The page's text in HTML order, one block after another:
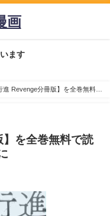
画
ます
進 Revenge分冊版】を全巻無料で
】を全巻無料で読